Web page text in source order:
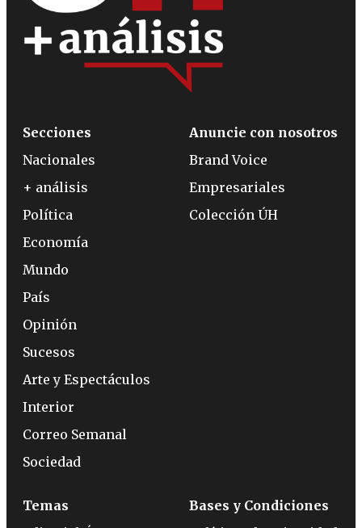
Secciones
Nacionales
+ análisis
Política
Economía
Mundo
País
Opinión
Sucesos
Arte y Espectáculos
Interior
Correo Semanal
Sociedad
Anuncie con nosotros
Brand Voice
Empresariales
Colección ÚH
Temas
Bases y Condiciones